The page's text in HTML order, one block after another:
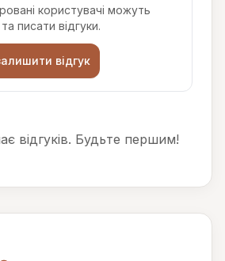
користувачі можуть
писати відгуки.
відгук
відгуків. Будьте першим!